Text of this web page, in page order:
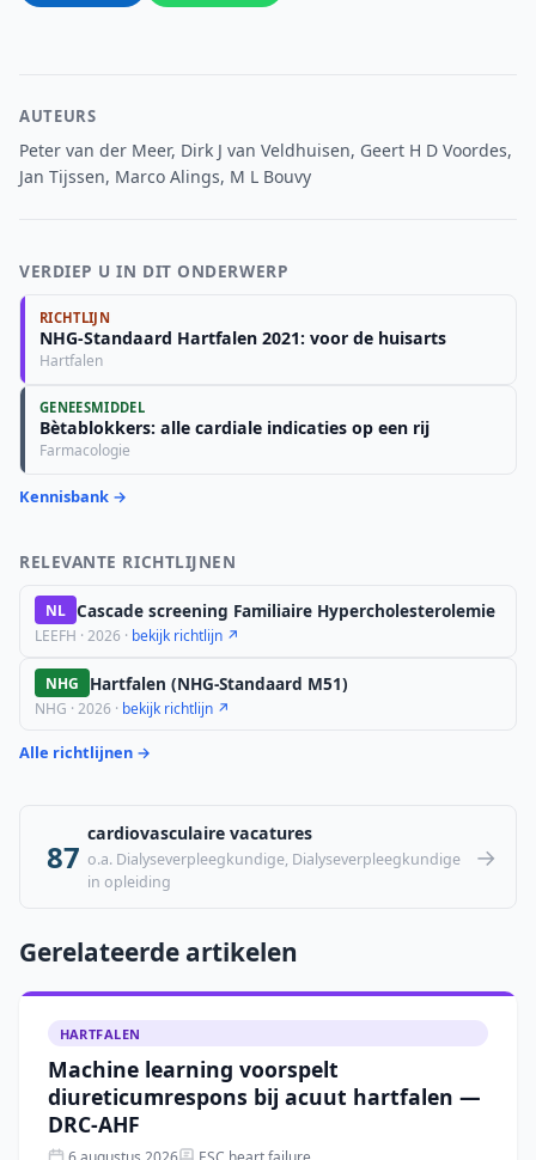
AUTEURS
Peter van der Meer, Dirk J van Veldhuisen, Geert H D Voordes,
Jan Tijssen, Marco Alings, M L Bouvy
VERDIEP U IN DIT ONDERWERP
RICHTLIJN
NHG-Standaard Hartfalen 2021: voor de huisarts
Hartfalen
GENEESMIDDEL
Bètablokkers: alle cardiale indicaties op een rij
Farmacologie
Kennisbank →
RELEVANTE RICHTLIJNEN
NL Cascade screening Familiaire Hypercholesterolemie
LEEFH · 2026 · bekijk richtlijn ↗
NHG Hartfalen (NHG-Standaard M51)
NHG · 2026 · bekijk richtlijn ↗
Alle richtlijnen →
87
cardiovasculaire vacatures
o.a. Dialyseverpleegkundige, Dialyseverpleegkundige
in opleiding
→
Gerelateerde artikelen
HARTFALEN
Machine learning voorspelt
diureticumrespons bij acuut hartfalen —
DRC-AHF